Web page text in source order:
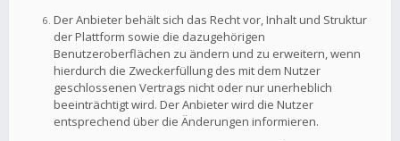
Der Anbieter behält sich das Recht vor, Inhalt und Struktur
der Plattform sowie die dazugehörigen
Benutzeroberflächen zu ändern und zu erweitern, wenn
hierdurch die Zweckerfüllung des mit dem Nutzer
geschlossenen Vertrags nicht oder nur unerheblich
beeinträchtigt wird. Der Anbieter wird die Nutzer
entsprechend über die Änderungen informieren.